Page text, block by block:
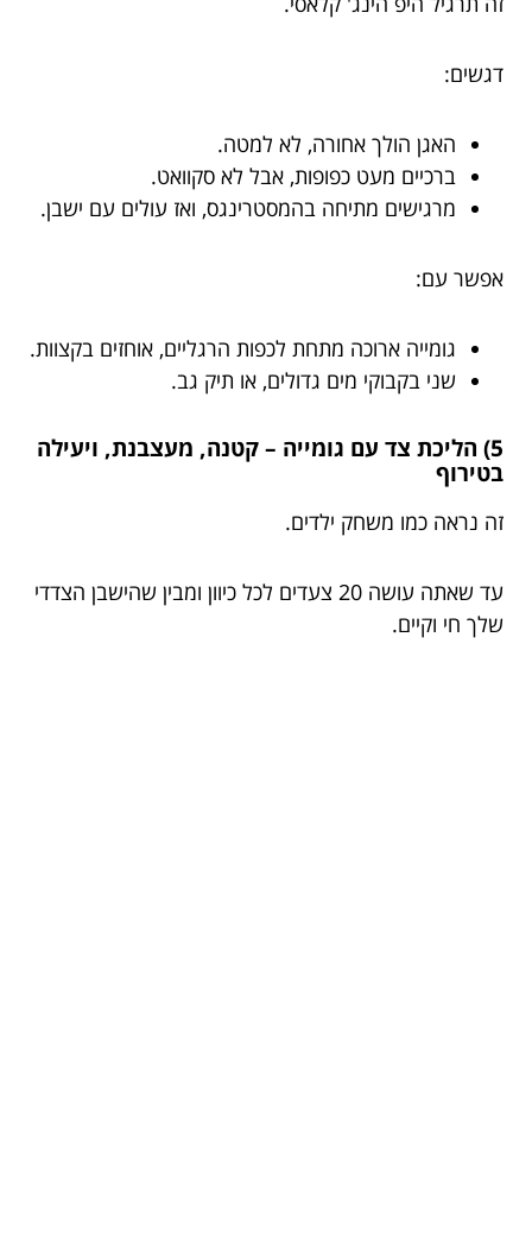
דגשים:
האגן הולך אחורה, לא למטה.
ברכיים מעט כפופות, אבל לא סקוואט.
מרגישים מתיחה בהמסטרינגס, ואז עולים עם ישבן.
אפשר עם:
גומייה ארוכה מתחת לכפות הרגליים, אוחזים בקצוות.
שני בקבוקי מים גדולים, או תיק גב.
5) הליכת צד עם גומייה – קטנה, מעצבנת, ויעילה
בטירוף
זה נראה כמו משחק ילדים.
עד שאתה עושה 20 צעדים לכל כיוון ומבין שהישבן הצדדי
שלך חי וקיים.